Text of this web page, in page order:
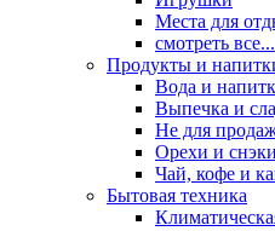
Места для
смотреть все...
Продукты и
Вода и
Выпечка и
Не для
Орехи и снэки
Чай, кофе и
Бытовая техника